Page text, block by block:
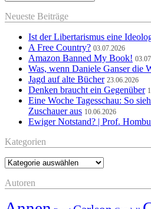
Neueste Beiträge
Ist der Libertarismus eine
A Free Country? 03.07.2026
Amazon Banned My Book!
Was, wenn Daniele Ganser die
Jagd auf alte Bücher 23.06.2026
Denken braucht ein Gegenüber
Eine Woche Tagesschau: So
Zuschauer aus 10.06.2026
Ewiger Notstand? | Prof.
Kategorien
Kategorien
Autoren